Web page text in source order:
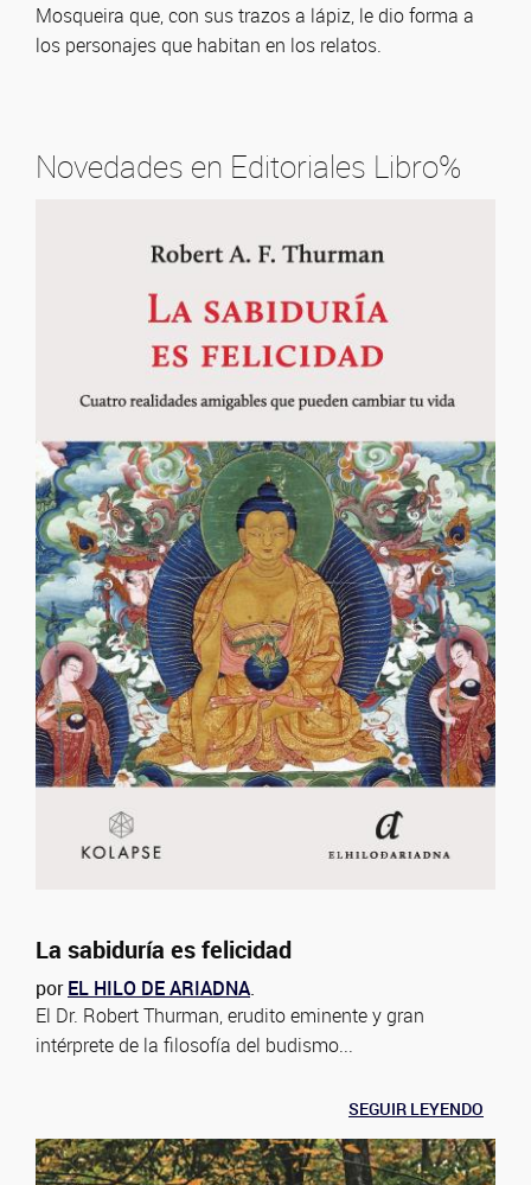
Mosqueira que, con sus trazos a lápiz, le dio forma a
los personajes que habitan en los relatos.
Novedades en Editoriales Libro%
La sabiduría es felicidad
porEL HILO DE ARIADNA.
El Dr. Robert Thurman, erudito eminente y gran
intérprete de la filosofía del budismo...
SEGUIR LEYENDO